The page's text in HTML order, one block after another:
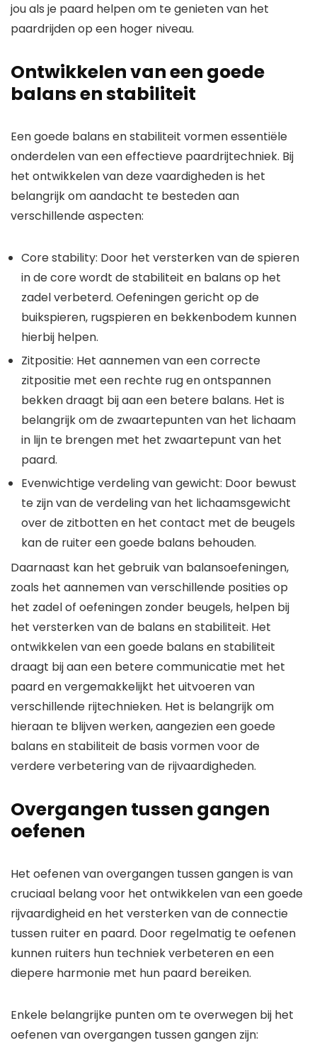
jou als je paard helpen om te genieten van het
paardrijden op een hoger niveau.
Ontwikkelen van een goede
balans en stabiliteit
Een goede balans en stabiliteit vormen essentiële
onderdelen van een effectieve paardrijtechniek. Bij
het ontwikkelen van deze vaardigheden is het
belangrijk om aandacht te besteden aan
verschillende aspecten:
Core stability: Door het versterken van de spieren
in de core wordt de stabiliteit en balans op het
zadel verbeterd. Oefeningen gericht op de
buikspieren, rugspieren en bekkenbodem kunnen
hierbij helpen.
Zitpositie: Het aannemen van een correcte
zitpositie met een rechte rug en ontspannen
bekken draagt bij aan een betere balans. Het is
belangrijk om de zwaartepunten van het lichaam
in lijn te brengen met het zwaartepunt van het
paard.
Evenwichtige verdeling van gewicht: Door bewust
te zijn van de verdeling van het lichaamsgewicht
over de zitbotten en het contact met de beugels
kan de ruiter een goede balans behouden.
Daarnaast kan het gebruik van balansoefeningen,
zoals het aannemen van verschillende posities op
het zadel of oefeningen zonder beugels, helpen bij
het versterken van de balans en stabiliteit. Het
ontwikkelen van een goede balans en stabiliteit
draagt bij aan een betere communicatie met het
paard en vergemakkelijkt het uitvoeren van
verschillende rijtechnieken. Het is belangrijk om
hieraan te blijven werken, aangezien een goede
balans en stabiliteit de basis vormen voor de
verdere verbetering van de rijvaardigheden.
Overgangen tussen gangen
oefenen
Het oefenen van overgangen tussen gangen is van
cruciaal belang voor het ontwikkelen van een goede
rijvaardigheid en het versterken van de connectie
tussen ruiter en paard. Door regelmatig te oefenen
kunnen ruiters hun techniek verbeteren en een
diepere harmonie met hun paard bereiken.
Enkele belangrijke punten om te overwegen bij het
oefenen van overgangen tussen gangen zijn: